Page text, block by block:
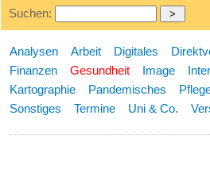
Suchen:
Analysen Arbeit Digitales
Finanzen
Gesundheit Image
Kartographie
Pandemisches
Sonstiges
Termine Uni & Co.